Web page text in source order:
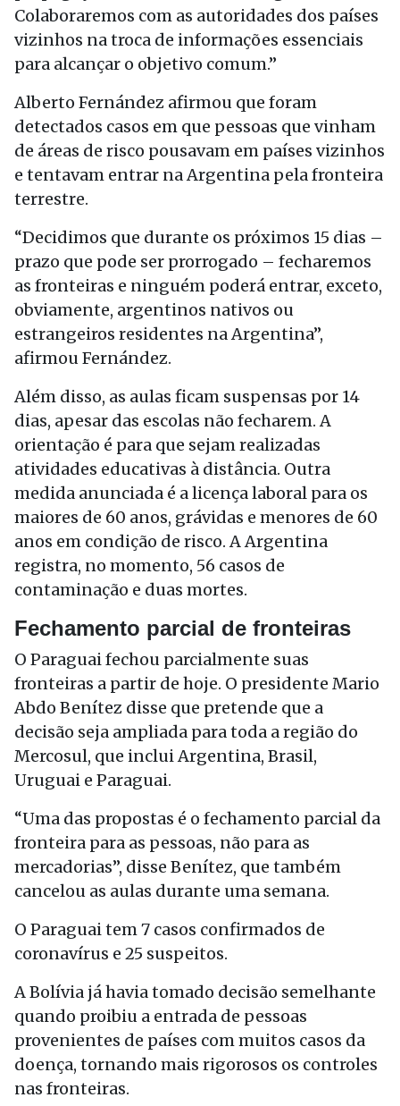
Colaboraremos com as autoridades dos países
vizinhos na troca de informações essenciais
para alcançar o objetivo comum.”
Alberto Fernández afirmou que foram
detectados casos em que pessoas que vinham
de áreas de risco pousavam em países vizinhos
e tentavam entrar na Argentina pela fronteira
terrestre.
“Decidimos que durante os próximos 15 dias –
prazo que pode ser prorrogado – fecharemos
as fronteiras e ninguém poderá entrar, exceto,
obviamente, argentinos nativos ou
estrangeiros residentes na Argentina”,
afirmou Fernández.
Além disso, as aulas ficam suspensas por 14
dias, apesar das escolas não fecharem. A
orientação é para que sejam realizadas
atividades educativas à distância. Outra
medida anunciada é a licença laboral para os
maiores de 60 anos, grávidas e menores de 60
anos em condição de risco. A Argentina
registra, no momento, 56 casos de
contaminação e duas mortes.
Fechamento parcial de fronteiras
O Paraguai fechou parcialmente suas
fronteiras a partir de hoje. O presidente Mario
Abdo Benítez disse que pretende que a
decisão seja ampliada para toda a região do
Mercosul, que inclui Argentina, Brasil,
Uruguai e Paraguai.
“Uma das propostas é o fechamento parcial da
fronteira para as pessoas, não para as
mercadorias”, disse Benítez, que também
cancelou as aulas durante uma semana.
O Paraguai tem 7 casos confirmados de
coronavírus e 25 suspeitos.
A Bolívia já havia tomado decisão semelhante
quando proibiu a entrada de pessoas
provenientes de países com muitos casos da
doença, tornando mais rigorosos os controles
nas fronteiras.